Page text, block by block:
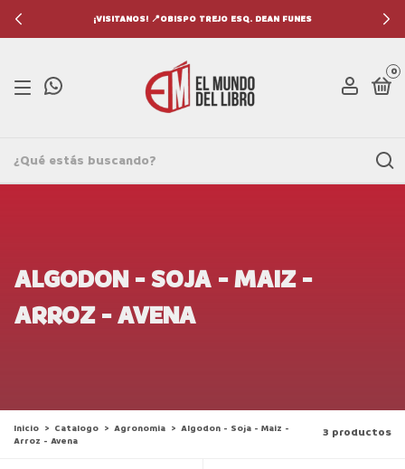
¡VISITANOS! 📍OBISPO TREJO ESQ. DEAN FUNES
0
ALGODON - SOJA - MAIZ -
ARROZ - AVENA
Inicio > Catalogo > Agronomia > Algodon - Soja - Maiz -
Arroz - Avena
3 productos